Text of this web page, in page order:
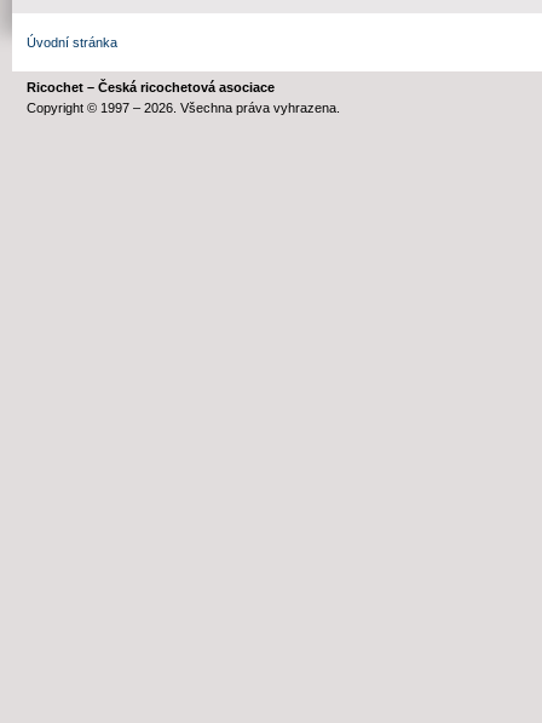
Úvodní stránka
Ricochet – Česká ricochetová asociace
Copyright © 1997 – 2026. Všechna práva vyhrazena.